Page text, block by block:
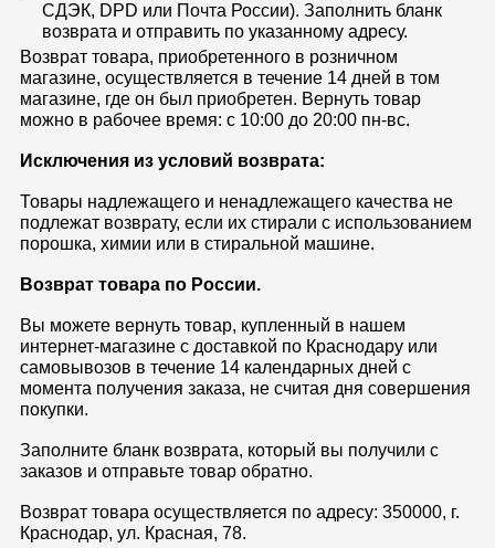
СДЭК, DPD или Почта России). Заполнить бланк
возврата и отправить по указанному адресу.
Возврат товара, приобретенного в розничном
магазине, осуществляется в течение 14 дней в том
магазине, где он был приобретен. Вернуть товар
можно в рабочее время: с 10:00 до 20:00 пн-вс.
Исключения из условий возврата:
Товары надлежащего и ненадлежащего качества не
подлежат возврату, если их стирали с использованием
порошка, химии или в стиральной машине.
Возврат товара по России.
Вы можете вернуть товар, купленный в нашем
интернет-магазине с доставкой по Краснодару или
самовывозов в течение 14 календарных дней с
момента получения заказа, не считая дня совершения
покупки.
Заполните бланк возврата, который вы получили с
заказов и отправьте товар обратно.
Возврат товара осуществляется по адресу: 350000, г.
Краснодар, ул. Красная, 78.